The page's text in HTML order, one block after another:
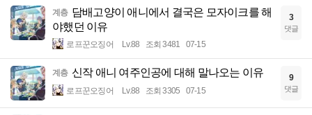
계층 담배고양이 애니에서 결국은 모자이크를 해
야했던 이유
로프꾼오징어 Lv.88 조회 3481 07-15
3
댓글
계층 신작 애니 여주인공에 대해 말나오는 이유
로프꾼오징어 Lv.88 조회 3305 07-15
9
댓글